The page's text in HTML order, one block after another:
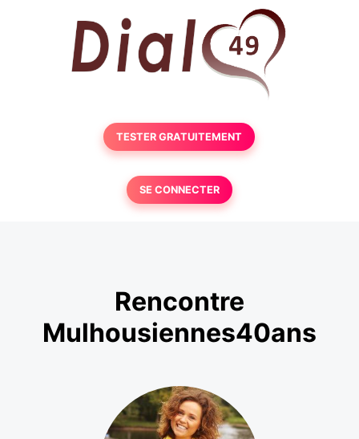
TESTER GRATUITEMENT
SE CONNECTER
Rencontre
Mulhousiennes40ans